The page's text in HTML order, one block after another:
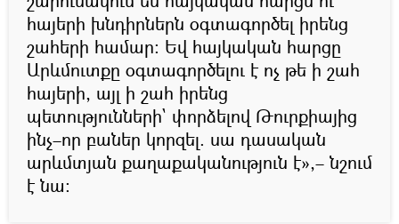
հայերի խնդիրներն օգտագործել իրենց
շահերի համար։ Եվ հայկական հարցը
Արևմուտքը օգտագործելու է ոչ թե ի շահ
հայերի, այլ ի շահ իրենց
պետությունների` փորձելով Թուրքիայից
ինչ–որ բաներ կորզել. սա դասական
արևմտյան քաղաքականություն է»,– նշում
է նա։